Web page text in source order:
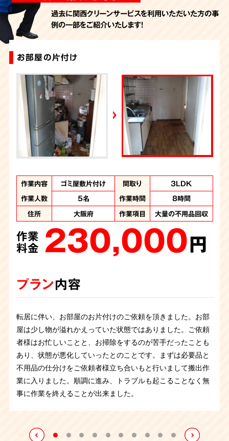
季刊「宗教問題」
2026年7月10日放送
東洋経済オンライン
2026年7月7日放送
FRIDAYデジタル
2026年7月6日放送
週刊循環経済新聞（7月6日号）
2026年7月4日放送
YouTube｜好井まさおの怪談を浴びる会
2026年6月28日放送
Yahoo!ニュース
過去に関西クリーンサービスを利用いただいた方の事
例の一部をご紹介いたします！
お部屋の片付け
作業内容 ゴミ屋敷片付け 間取り
3LDK
作業人数
5名 作業時間
8時間
住所
大阪府 作業項目 大量の不用品回収
作業
料金 230,000円
プラン内容
転居に伴い、お部屋のお片付けのご依頼を頂きました。お部
屋は少し物が溢れかえっていた状態ではありました。ご依頼
者様はお忙しいことと、お掃除をするのが苦手だったことも
あり、状態が悪化していったとのことです。まずは必要品と
不用品の仕分けをご依頼者様立ち合いもと行いまして搬出作
業に入りました。順調に進み、トラブルも起こることなく無
事に作業を終えることが出来ました。
ゴミ屋敷片付け
作業内容 ゴミ屋敷片付け 間取り
3LDK
作業人数
6名 作業時間
8時間
住所
大阪府 作業項目
大量の不用品回
収 2トントラック１
台 パッカー車１台
作業 280,000
プラン内容
ゴミ屋敷の清掃のご依頼を頂きました。部屋は腰の高さまで
ゴミが蓄積されており、足の踏み場がない程の量でした。必
要品と不用品の仕分けを行いながら作業を進め、不用品をど
んどん回収していきます。終了後にはご依頼者様もスッキリ
と部屋が綺麗になり喜んで頂くことができました。
大量の不用品回収（ゴミ屋敷）
作業内容 ゴミ屋敷片付け 間取り
2DK
作業人数
5名 作業日数
１日
住所
大阪 作業項目
大量の不用品回収、
ハウスクリーニング
作業
料金 250,000円
プラン内容
お引越しに伴ってお部屋の片付けのご依頼を承りました。現
場へ駆けつけると大量の不用品やゴミが溜まったゴミ屋敷状
態です。夜勤勤務が多くなかなか日中に片付けが出来ず、い
つの間にか溜め込んでしまったとのこと。お客様お立会いの
もと一緒に片付け作業を行いました。途中から楽しそうに片
付けをしているお客様を見てスタッフもホッと安心しまし
ゴミ屋敷片付け
作業内容 ゴミ屋敷片付け 間取り
3LDK
作業人数
4名 作業日数
1日
住所
大阪府 作業項目
大量の不用品回
収 2トンロングト
ラック1台分・パッカ
ー車2台分の処分
料金 320,000
プラン 内容
建物解体に伴い一軒家まるごとのお片付けのご依頼に伺いま
した。しかし、お部屋はゴミ屋敷状態になっており腰の上の
高さまでゴミで埋め尽くされていました。害虫が大量発生し
うごめいている中での作業でしたが、スタッフ4名、8時間程
で作業は完了致しました。
ゴミ屋敷片付け
作業内容 ゴミ屋敷片付け 間取り
1DK
作業人数
5名 作業日数
1日
住所
大阪 作業項目 大量の不用品回収
作業
料金 190,000円
プラン内容
物件のオーナー様からゴミ屋敷片付けのご依頼です。老朽化
したアパートを取り壊すため、解体工事の最中にゴミ屋敷が
発覚。このままでは工事を進められないため急遽のゴミ屋敷
のご依頼です。コンビニ弁当の容器が多く作業が早かったで
すが量が多くスタッフ5名で５時間の作業になりました。
大量の不用品回収（ゴミ屋敷）
作業内容 ゴミ屋敷片付け 間取り
1K
作業人数
3名 作業日数
3時間
住所
大阪 作業項目 大量の不用品回収
作業
料金 200,000円
プラン内容
２０代女性からゴミ屋敷清掃のご依頼です。猫を飼っていら
したようで、部屋にはゴミの他にも猫の糞があちらこちらに
落ちています。衛生が悪い状態でしたので慎重に、かつお客
様に寄り添って作業させていただきました。
ゴミ屋敷片付け
作業内容 ゴミ屋敷片付け 間取り
1DK
作業人数
3名 作業時間
4時間
住所
大阪府 作業項目
大量に不用品回
収 2トントラック1
台 パッカー車１台
作業 200,000
プラン内容
お客様から住んでいるお部屋がゴミ屋敷のようになり手に負
えなくなったとご連絡を頂きました。 1DKのお部屋は床が見
えないほどのごみの量でした。ご依頼者様立ち合いのもと仕
分け作業から行い、特に危険物のスプレー缶やライターなど
がゴミと混在しないよう分別し、4時間ほどで片づけること
ができました。 清掃後は綺麗な状態になり、お客様も安心さ
れていました。
お部屋のお片付け
作業内容 ゴミ屋敷片付け 間取り
3LDK
作業人数
７名 作業時間
8時間
住所
大阪府 作業項目 大量の不用品回収
作業
料金 270,000円
プラン内容
強制退去に伴い、お部屋の片付けを承りました。 お酒をよく
飲まれていたのかそこら中にお酒の空箱が山のように捨てら
れていました。お部屋もお風呂場もお酒の空箱などで埋め尽
くされ足の踏み場もなくゴミ屋敷に近い状況ではありまし
た。 スタッフ7名でお伺いし7時間程で無事に完了致しまし
た。
大量の不用品回収（ゴミ屋敷）
作業内容 ゴミ屋敷片付け 間取り
2DK
作業人数
4名 作業日数
6時間
住所
大阪 作業項目 大量の不用品回収
作業
料金 130,000円
プラン内容
ゴミ屋敷清掃のご依頼です。仕事の忙しさで片づける余裕が
なく、気が付くとゴミで溢れてしまっていたみたとのこと。
お客様お立会いのもと一緒に片付け作業を行い綺麗になりま
した。「もう２度とゴミは溜めない」とおっしゃっていまし
た。
汚部屋片付け・ゴミ屋敷清掃（大阪）
作業内容 汚部屋片付け 間取り
1K
作業人数
6名 作業日数
1日
住所
大阪 作業項目 大量の不用品回収
作業
料金 500,000円
プラン内容
ワンルームの汚部屋片付けのご依頼です。いろいろな種類の
ゴミや不用品が混じりあっているため分別をしながらの作業
です。ライターや吸い殻の他もゴミの中に混ざっています。
火事にならなくて本当によかったと思います。危険物や貴重
品は特に慎重に仕分け、大変な作業でしたが無事に完了する
ことができました。